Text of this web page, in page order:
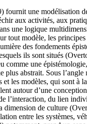
fournit une modélisation
aux activités, aux
une logique
tout modèle, les
des fondements
ils sont situés
comme une
plus abstrait. Sous l’angle
et les modèles, qui sont à
autour d’une
l’interaction, du lien
dimension de culture
entre les systèmes,